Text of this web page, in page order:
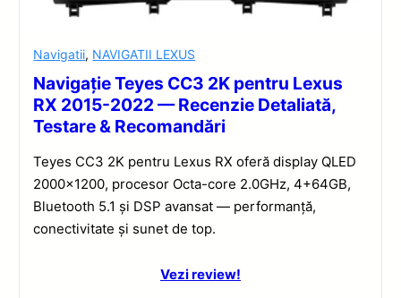
Navigatii, NAVIGATII LEXUS
Navigație Teyes CC3 2K pentru Lexus
RX 2015-2022 — Recenzie Detaliată,
Testare & Recomandări
Teyes CC3 2K pentru Lexus RX oferă display QLED
2000×1200, procesor Octa-core 2.0GHz, 4+64GB,
Bluetooth 5.1 și DSP avansat — performanță,
conectivitate și sunet de top.
Vezi review!